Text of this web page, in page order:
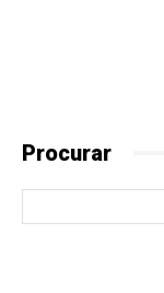
Procurar